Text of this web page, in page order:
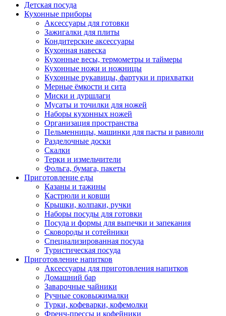
Детская посуда
Кухонные приборы
Аксессуары для готовки
Зажигалки для плиты
Кондитерские аксессуары
Кухонная навеска
Кухонные весы, термометры и таймеры
Кухонные ножи и ножницы
Кухонные рукавицы, фартуки и прихватки
Мерные ёмкости и сита
Миски и дуршлаги
Мусаты и точилки для ножей
Наборы кухонных ножей
Организация пространства
Пельменницы, машинки для пасты и равиоли
Разделочные доски
Скалки
Терки и измельчители
Фольга, бумага, пакеты
Приготовление еды
Казаны и тажины
Кастрюли и ковши
Крышки, колпаки, ручки
Наборы посуды для готовки
Посуда и формы для выпечки и запекания
Сковороды и сотейники
Специализированная посуда
Туристическая посуда
Приготовление напитков
Аксессуары для приготовления напитков
Домашний бар
Заварочные чайники
Ручные соковыжималки
Турки, кофеварки, кофемолки
Френч-прессы и кофейники